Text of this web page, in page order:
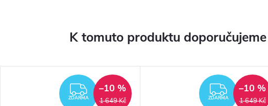
K tomuto produktu
ZDARMA
ZDARMA 1 649 Kč
–10 %
ZDARMA 1 649 Kč
–10 %